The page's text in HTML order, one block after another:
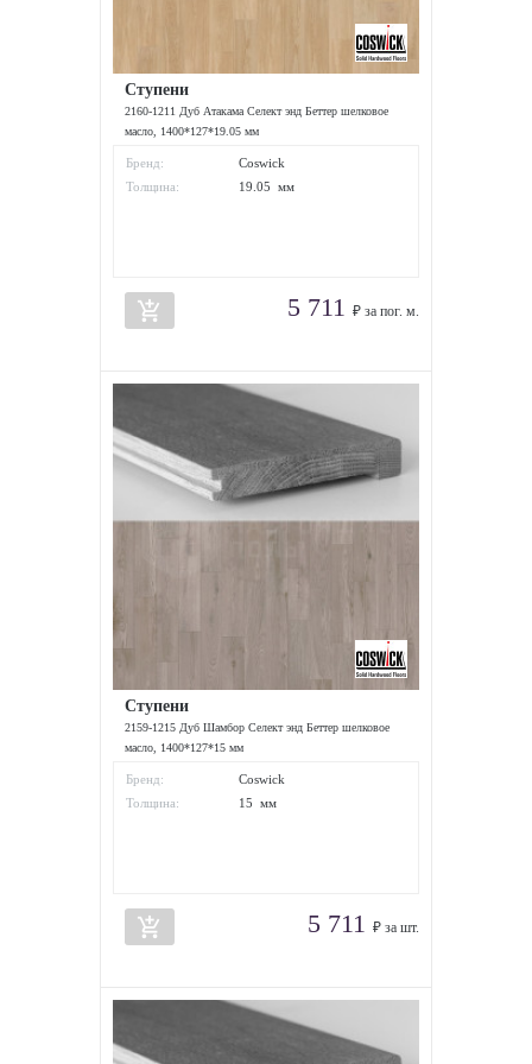
Ступени
2160-1211 Дуб Атакама Селект энд Беттер шелковое
масло, 1400*127*19.05 мм
Бренд:
Coswick
Толщина:
19.05 мм
add_shopping_cart 5 711 ₽ за пог. м.
Ступени
2159-1215 Дуб Шамбор Селект энд Беттер шелковое
масло, 1400*127*15 мм
Бренд:
Coswick
Толщина:
15 мм
add_shopping_cart 5 711 ₽ за шт.